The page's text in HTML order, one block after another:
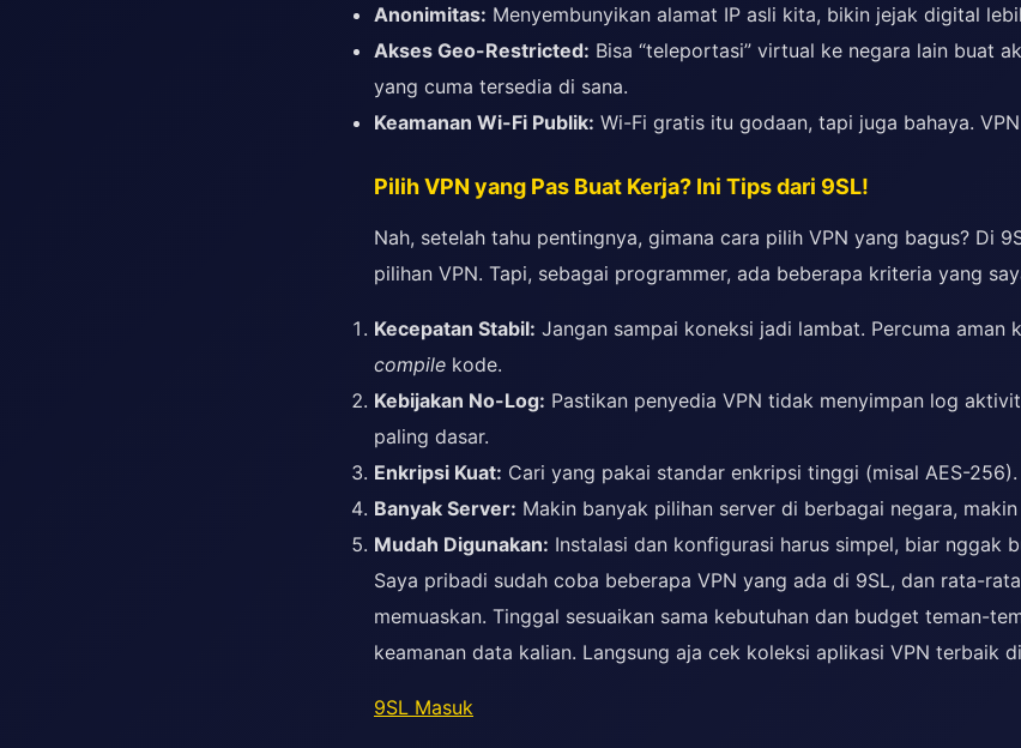
Anonimitas: Menyembunyikan alamat IP asli kita, bikin jejak digital
Akses Geo-Restricted: Bisa “teleportasi” virtual ke negara lain buat
yang cuma tersedia di sana.
Keamanan Wi-Fi Publik: Wi-Fi gratis itu godaan, tapi juga bahaya.
Pilih VPN yang Pas Buat Kerja? Ini Tips dari 9SL!
Nah, setelah tahu pentingnya, gimana cara pilih VPN yang bagus? Di
pilihan VPN. Tapi, sebagai programmer, ada beberapa kriteria yang
Kecepatan Stabil: Jangan sampai koneksi jadi lambat. Percuma aman
compile kode.
Kebijakan No-Log: Pastikan penyedia VPN tidak menyimpan log
paling dasar.
Enkripsi Kuat: Cari yang pakai standar enkripsi tinggi (misal AES-256).
Banyak Server: Makin banyak pilihan server di berbagai negara,
Mudah Digunakan: Instalasi dan konfigurasi harus simpel, biar nggak
Saya pribadi sudah coba beberapa VPN yang ada di 9SL, dan rata-
memuaskan. Tinggal sesuaikan sama kebutuhan dan budget teman-
keamanan data kalian. Langsung aja cek koleksi aplikasi VPN terbaik di
9SL Masuk